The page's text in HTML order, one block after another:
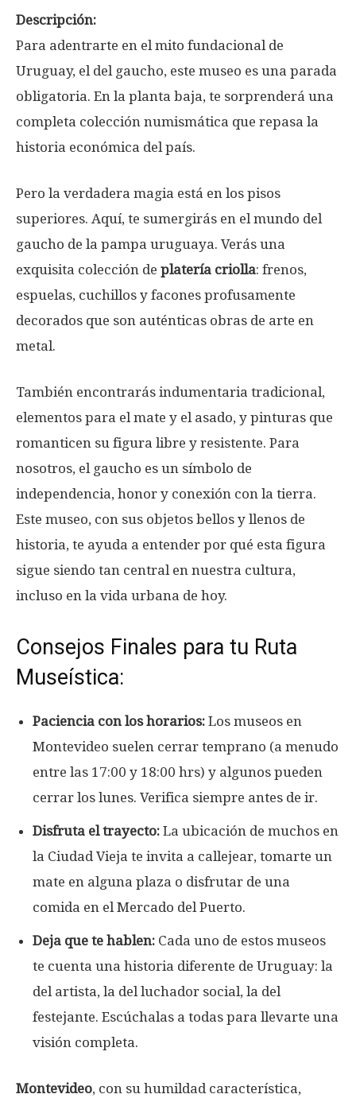
Descripción:
Para adentrarte en el mito fundacional de
Uruguay, el del gaucho, este museo es una parada
obligatoria. En la planta baja, te sorprenderá una
completa colección numismática que repasa la
historia económica del país.
Pero la verdadera magia está en los pisos
superiores. Aquí, te sumergirás en el mundo del
gaucho de la pampa uruguaya. Verás una
exquisita colección de platería criolla: frenos,
espuelas, cuchillos y facones profusamente
decorados que son auténticas obras de arte en
metal.
También encontrarás indumentaria tradicional,
elementos para el mate y el asado, y pinturas que
romanticen su figura libre y resistente. Para
nosotros, el gaucho es un símbolo de
independencia, honor y conexión con la tierra.
Este museo, con sus objetos bellos y llenos de
historia, te ayuda a entender por qué esta figura
sigue siendo tan central en nuestra cultura,
incluso en la vida urbana de hoy.
Consejos Finales para tu Ruta
Museística:
Paciencia con los horarios: Los museos en
Montevideo suelen cerrar temprano (a menudo
entre las 17:00 y 18:00 hrs) y algunos pueden
cerrar los lunes. Verifica siempre antes de ir.
Disfruta el trayecto: La ubicación de muchos en
la Ciudad Vieja te invita a callejear, tomarte un
mate en alguna plaza o disfrutar de una
comida en el Mercado del Puerto.
Deja que te hablen: Cada uno de estos museos
te cuenta una historia diferente de Uruguay: la
del artista, la del luchador social, la del
festejante. Escúchalas a todas para llevarte una
visión completa.
Montevideo, con su humildad característica,